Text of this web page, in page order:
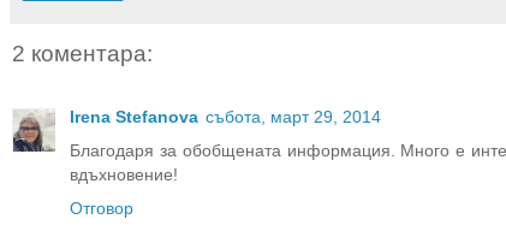
2 коментара:
Irena Stefanova събота, март 29, 2014
Благодаря за обобщената информация. Много е
вдъхновение!
Отговор